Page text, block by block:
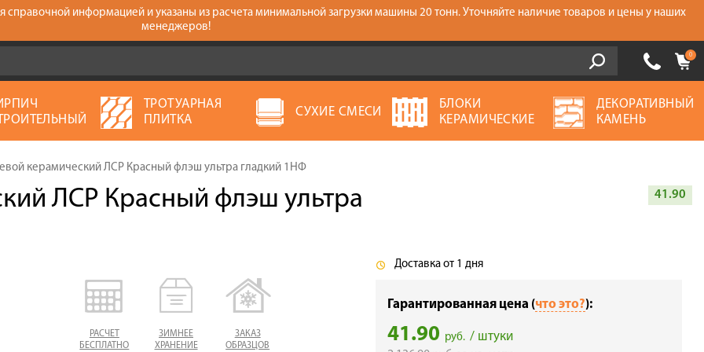
справочной информацией и указаны из расчета минимальной загрузки машины 20 тонн. Уточняйте наличие товаров и цены у наших
менеджеров!
0
ТРОТУАРНАЯ
ПЛИТКА
СУХИЕ СМЕСИ
БЛОКИ
КЕРАМИЧЕСКИЕ
ДЕКОРАТИВНЫЙ
КАМЕНЬ
керамический ЛСР Красный флэш ультра гладкий 1НФ
ЛСР Красный флэш ультра
41.90
РАСЧЕТ
БЕСПЛАТНО
ЗИМНЕЕ
ХРАНЕНИЕ
ЗАКАЗ
ОБРАЗЦОВ
Доставка от 1 дня
Гарантированная цена (что это?):
41.90 руб. / штуки